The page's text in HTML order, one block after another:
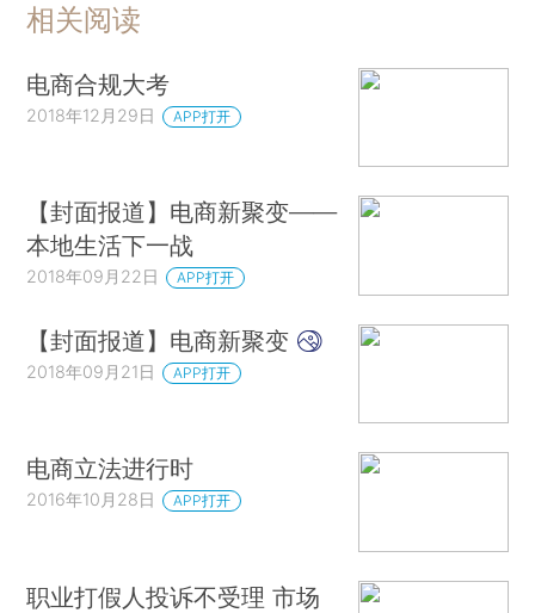
相关阅读
电商合规大考
2018年12月29日 APP打开
【封面报道】电商新聚变——
本地生活下一战
2018年09月22日 APP打开
【封面报道】电商新聚变
2018年09月21日 APP打开
电商立法进行时
2016年10月28日 APP打开
职业打假人投诉不受理 市场